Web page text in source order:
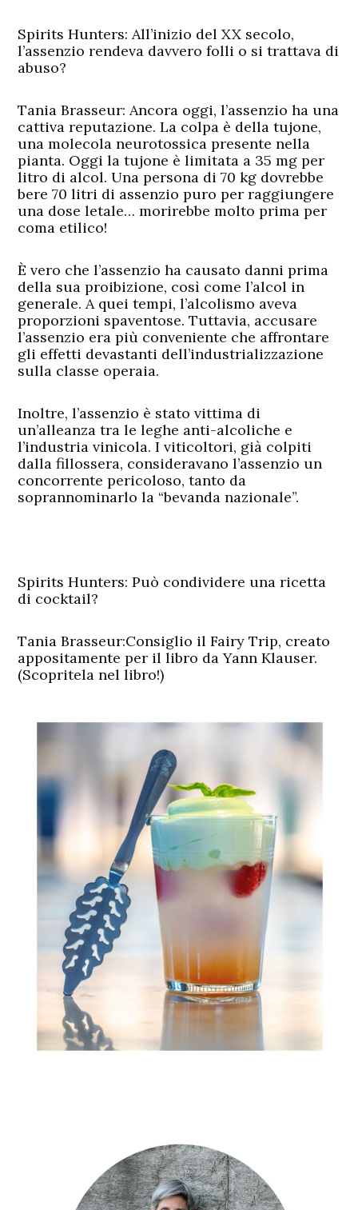
Spirits Hunters: All’inizio del XX secolo,
l’assenzio rendeva davvero folli o si trattava di
abuso?
Tania Brasseur:Ancora oggi, l’assenzio ha una
cattiva reputazione. La colpa è della tujone,
una molecola neurotossica presente nella
pianta. Oggi la tujone è limitata a 35 mg per
litro di alcol. Una persona di 70 kg dovrebbe
bere 70 litri di assenzio puro per raggiungere
una dose letale… morirebbe molto prima per
coma etilico!
È vero che l’assenzio ha causato danni prima
della sua proibizione, così come l’alcol in
generale. A quei tempi, l’alcolismo aveva
proporzioni spaventose. Tuttavia, accusare
l’assenzio era più conveniente che affrontare
gli effetti devastanti dell’industrializzazione
sulla classe operaia.
Inoltre, l’assenzio è stato vittima di
un’alleanza tra le leghe anti-alcoliche e
l’industria vinicola. I viticoltori, già colpiti
dalla fillossera, consideravano l’assenzio un
concorrente pericoloso, tanto da
soprannominarlo la “bevanda nazionale”.
Spirits Hunters: Può condividere una ricetta
di cocktail?
Tania Brasseur:Consiglio il Fairy Trip, creato
appositamente per il libro da Yann Klauser.
(Scopritela nel libro!)